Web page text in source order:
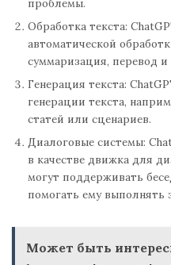
проблемы.
Обработка текста:
автоматической
суммаризация, перевод и
Генерация текста:
генерации текста,
статей или сценариев.
Диалоговые системы:
в качестве движка для
могут поддерживать
помогать ему выполнять
Может быть